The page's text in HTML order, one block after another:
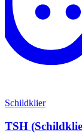
Schildklier
TSH